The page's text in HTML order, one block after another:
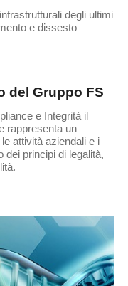
degli ultimi
e dissesto
del Gruppo FS
e Integrità il
rappresenta un
attività aziendali e i
dei principi di legalità,